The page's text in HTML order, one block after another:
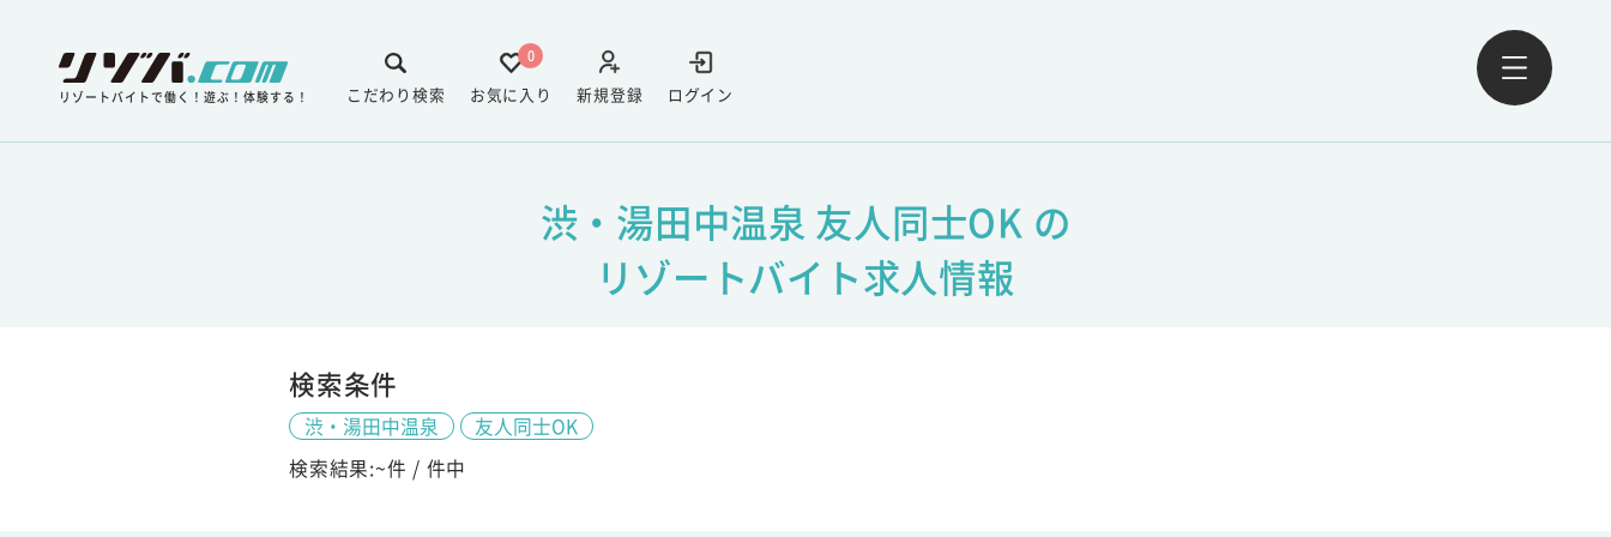
リゾートバイトで働く！遊ぶ！体験する！ ログイン
新規登録
0
お気に入り
こだわり検索
渋・湯田中温泉 友人同士OK の
リゾートバイト求人情報
検索条件
渋・湯田中温泉
友人同士OK
検索結果:~件 / 件中